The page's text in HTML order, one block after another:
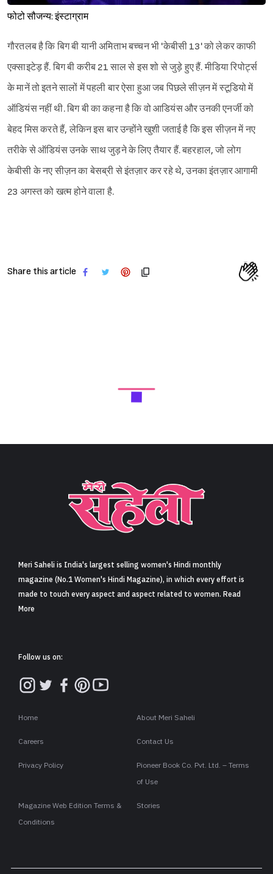
फोटो सौजन्य: इंस्टाग्राम
गौरतलब है कि बिग बी यानी अमिताभ बच्चन भी 'केबीसी 13' को लेकर काफी
एक्साइटेड़ हैं. बिग बी करीब 21 साल से इस शो से जुड़े हुए हैं. मीडिया रिपोर्ट्स
के मानें तो इतने सालों में पहली बार ऐसा हुआ जब पिछले सीज़न में स्टूडियो में
ऑडियंस नहीं थी. बिग बी का कहना है कि वो आडियंस और उनकी एनर्जी को
बेहद मिस करते हैं, लेकिन इस बार उन्होंने खुशी जताई है कि इस सीज़न में नए
तरीके से ऑडियंस उनके साथ जुड़ने के लिए तैयार हैं. बहरहाल, जो लोग
केबीसी के नए सीज़न का बेसब्री से इंतज़ार कर रहे थे, उनका इंतज़ार आगामी
23 अगस्त को खत्म होने वाला है.
Share this article
Meri Saheli is India's largest selling women's Hindi monthly
magazine (No.1 Women's Hindi Magazine), in which every effort is
made to touch every aspect and aspect related to women. Read
More
Follow us on:
Home About Meri Saheli
Careers Contact Us
Privacy Policy
Pioneer Book Co. Pvt. Ltd. – Terms
of Use
Magazine Web Edition Terms &
Conditions
Stories